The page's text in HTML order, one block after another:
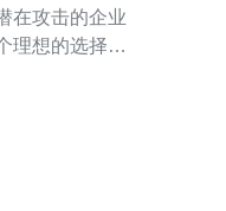
在攻击的企业
理想的选择。
虑的问题。